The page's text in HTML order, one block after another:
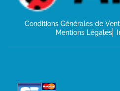
Conditions Générales de
Mentions Légales